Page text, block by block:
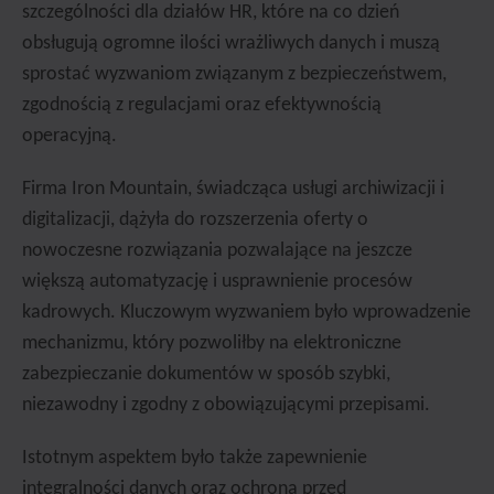
szczególności dla działów HR, które na co dzień
obsługują ogromne ilości wrażliwych danych i muszą
sprostać wyzwaniom związanym z bezpieczeństwem,
zgodnością z regulacjami oraz efektywnością
operacyjną.
Firma Iron Mountain, świadcząca usługi archiwizacji i
digitalizacji, dążyła do rozszerzenia oferty o
nowoczesne rozwiązania pozwalające na jeszcze
większą automatyzację i usprawnienie procesów
kadrowych. Kluczowym wyzwaniem było wprowadzenie
mechanizmu, który pozwoliłby na elektroniczne
zabezpieczanie dokumentów w sposób szybki,
niezawodny i zgodny z obowiązującymi przepisami.
Istotnym aspektem było także zapewnienie
integralności danych oraz ochrona przed